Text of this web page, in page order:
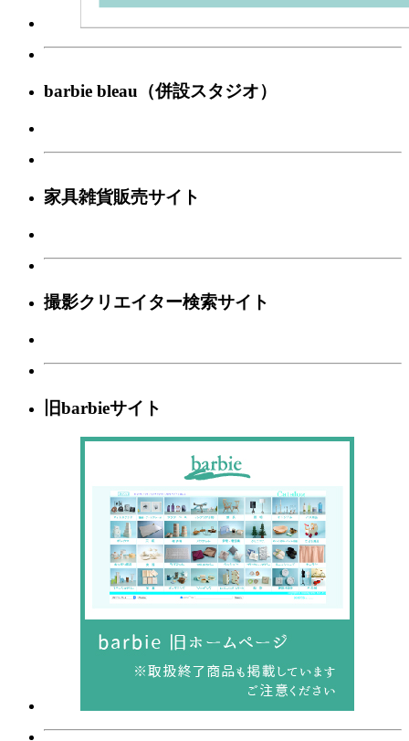
barbie bleau（併設スタジオ）
家具雑貨販売サイト
撮影クリエイター検索サイト
旧barbieサイト